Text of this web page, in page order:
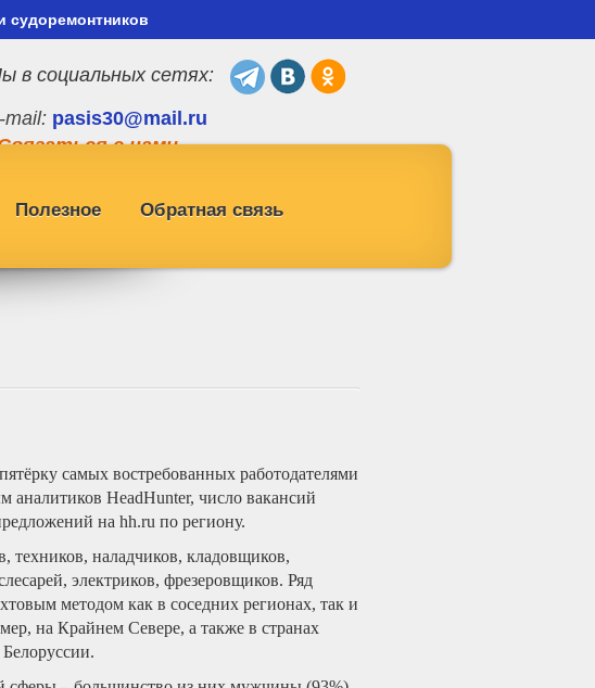
судоремонтников
в социальных сетях:
mail: pasis30@mail.ru
с нами
Полезное
Обратная связь
самых востребованных работодателями
аналитиков HeadHunter, число вакансий
на hh.ru по региону.
техников, наладчиков, кладовщиков,
электриков, фрезеровщиков. Ряд
методом как в соседних регионах, так и
на Крайнем Севере, а также в странах